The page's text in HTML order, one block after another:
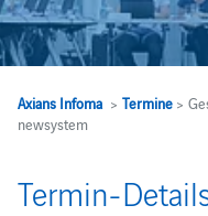
Axians Infoma> Termine>
newsystem
Termin-